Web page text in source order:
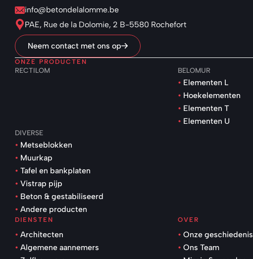
info@betondelalomme.be
PAE, Rue de la Dolomie, 2 B-5580 Rochefort
Neem contact met ons op
ONZE PRODUCTEN
RECTILOM BELOMUR
Elementen L
Hoekelementen
Elementen T
Elementen U
DIVERSE
Metseblokken
Muurkap
Tafel en bankplaten
Vistrap pijp
Beton & gestabiliseerd
Andere producten
DIENSTEN
Architecten
Algemene aannemers
OVER
Onze geschiedenis
Ons Team